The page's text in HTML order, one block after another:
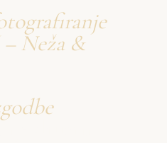
Neža &
družin